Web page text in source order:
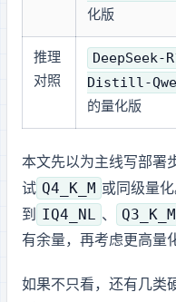
化版
推理
对照
DeepSeek-
Distill-
的 GGUF 4bit 量化版
本文先以为主线写部署
试 Q4_K_M 或同级 4bit
到
IQ4_NL 、 Q3_K_M
有余量，再考虑更高量
如果不只看 Qwen，还有